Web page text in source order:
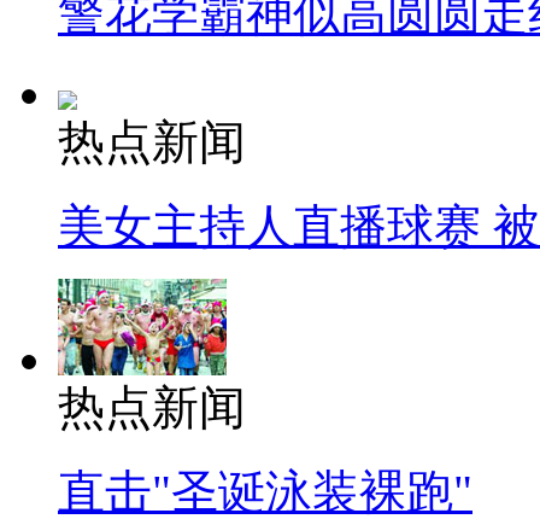
警花学霸神似高圆圆走
热点新闻
美女主持人直播球赛
热点新闻
直击"圣诞泳装裸跑"